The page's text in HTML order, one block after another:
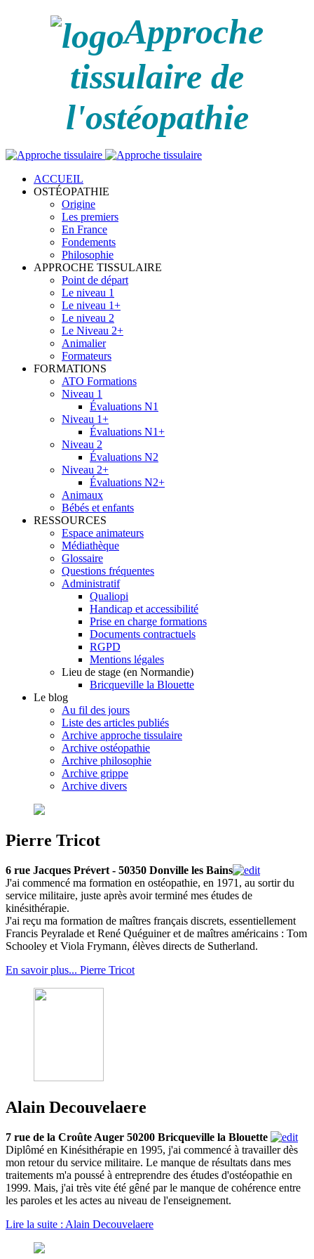
Approche
tissulaire de
l'ostéopathie
ACCUEIL
OSTÉOPATHIE
Origine
Les premiers
En France
Fondements
Philosophie
APPROCHE TISSULAIRE
Point de départ
Le niveau 1
Le niveau 1+
Le niveau 2
Le Niveau 2+
Animalier
Formateurs
FORMATIONS
ATO Formations
Niveau 1
Évaluations N1
Niveau 1+
Évaluations N1+
Niveau 2
Évaluations N2
Niveau 2+
Évaluations N2+
Animaux
Bébés et enfants
RESSOURCES
Espace animateurs
Médiathèque
Glossaire
Questions fréquentes
Administratif
Qualiopi
Handicap et accessibilité
Prise en charge formations
Documents contractuels
RGPD
Mentions légales
Lieu de stage (en Normandie)
Bricqueville la Blouette
Le blog
Au fil des jours
Liste des articles publiés
Archive approche tissulaire
Archive ostéopathie
Archive philosophie
Archive grippe
Archive divers
Pierre Tricot
6 rue Jacques Prévert - 50350 Donville les Bains
J'ai commencé ma formation en ostéopathie, en 1971, au sortir du
service militaire, juste après avoir terminé mes études de
kinésithérapie.
J'ai reçu ma formation de maîtres français discrets, essentiellement
Francis Peyralade et René Quéguiner et de maîtres américains : Tom
Schooley et Viola Frymann, élèves directs de Sutherland.
En savoir plus... Pierre Tricot
Alain Decouvelaere
7 rue de la Croûte Auger 50200 Bricqueville la Blouette
Diplômé en Kinésithérapie en 1995, j'ai commencé à travailler dès
mon retour du service militaire. Le manque de résultats dans mes
traitements m'a poussé à entreprendre des études d'ostéopathie en
1999. Mais, j'ai très vite été gêné par le manque de cohérence entre
les paroles et les actes au niveau de l'enseignement.
Lire la suite : Alain Decouvelaere